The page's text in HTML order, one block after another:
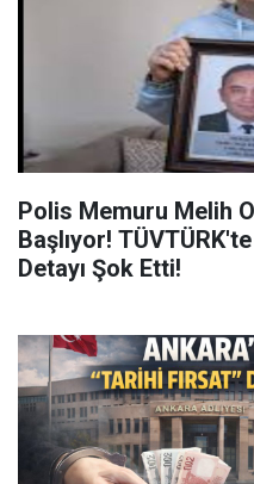
Polis Memuru Melih
Başlıyor!
Detayı Şok Etti!